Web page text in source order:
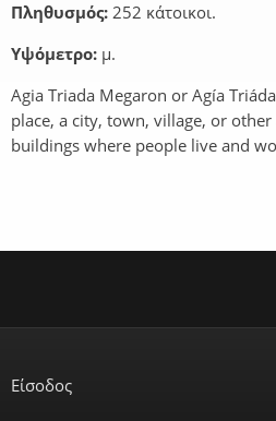
Πληθυσμός: 252 κάτοικοι.
Υψόμετρο: μ.
Agia Triada Megaron or Agía
place, a city, town, village, or
buildings where people live and
Είσοδος